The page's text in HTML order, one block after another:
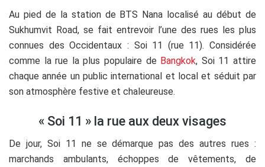
Au pied de la station de BTS Nana localisé au début de
Sukhumvit Road, se fait entrevoir l’une des rues les plus
connues des Occidentaux : Soi 11 (rue 11). Considérée
comme la rue la plus populaire de Bangkok, Soi 11 attire
chaque année un public international et local et séduit par
son atmosphère festive et chaleureuse.
« Soi 11 » la rue aux deux visages
De jour, Soi 11 ne se démarque pas des autres rues :
marchands ambulants, échoppes de vêtements, de